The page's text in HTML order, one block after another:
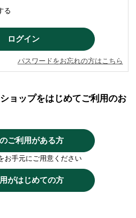
る
パスワードをお忘れの方はこちら
ョップをはじめてご利用のお
ご利用がある方
お手元にご用意ください
がはじめての方